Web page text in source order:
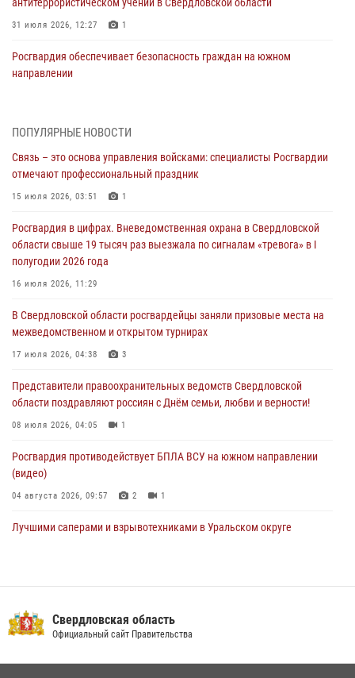
31 июля 2026, 12:27 1
Росгвардия обеспечивает безопасность граждан на южном
направлении
Представитель Управления Росгвардии по Свердловской области
«Телекон»
30 июля 2026, 11:33
спартакиады «Динамо» памяти погибшего офицера милиции
Православные священники поддержали росгвардейцев в зоне СВО
Свердловские росгвардейцы завоевали медали на окружном
чемпионате по комплексному единоборству
ПОПУЛЯРНЫЕ НОВОСТИ
Связь – это основа управления войсками: специалисты Росгвардии
отмечают профессиональный праздник
15 июля 2026, 03:51 1
Росгвардия в цифрах. Вневедомственная охрана в Свердловской
области свыше 19 тысяч раз выезжала по сигналам «тревога» в I
полугодии 2026 года
16 июля 2026, 11:29
В Свердловской области росгвардейцы заняли призовые места на
межведомственном и открытом турнирах
17 июля 2026, 04:38 3
Представители правоохранительных ведомств Свердловской
области поздравляют россиян с Днём семьи, любви и верности!
08 июля 2026, 04:05 1
Росгвардия противодействует БПЛА ВСУ на южном направлении
(видео)
04 августа 2026, 09:57 2 1
Лучшими саперами и взрывотехниками в Уральском округе
Всероссийского чемпионата Росгвардии по боксу
08 июля 2026, 12:02 5
В Екатеринбурге прошел чемпионат Управления Росгвардии по
Свердловская область
Официальный сайт Правительства